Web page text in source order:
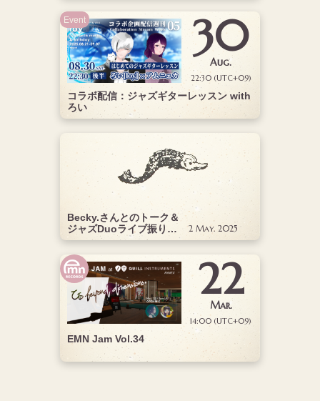
コラボ配信：ジャズギターレッスン with
ろい
30
Aug.
22:30 (UTC+09)
Event
Becky.さんとのトーク＆
ジャズDuoライブ振り返
り
2 May. 2025
EMN Jam Vol.34
22
Mar.
14:00 (UTC+09)